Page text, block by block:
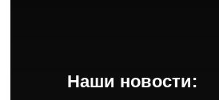
Наши новости: